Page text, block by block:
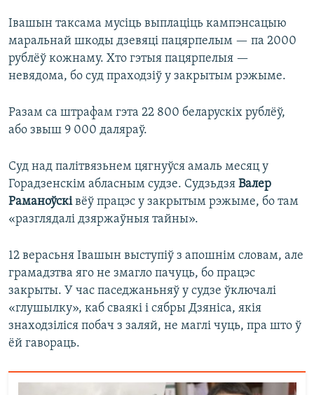
Івашын таксама мусіць выплаціць кампэнсацыю
маральнай шкоды дзевяці пацярпелым — па 2000
рублёў кожнаму. Хто гэтыя пацярпелыя —
невядома, бо суд праходзіў у закрытым рэжыме.
Разам са штрафам гэта 22 800 беларускіх рублёў,
або звыш 9 000 даляраў.
Суд над палітвязьнем цягнуўся амаль месяц у
Горадзенскім абласным судзе. Судзьдзя Валер
Раманоўсківёў працэс у закрытым рэжыме, бо там
«разглядалі дзяржаўныя тайны».
12 верасьня Івашын выступіў з апошнім словам, але
грамадзтва яго не змагло пачуць, бо працэс
закрыты. У час паседжаньняў у судзе ўключалі
«глушылку», каб сваякі і сябры Дзяніса, якія
знаходзіліся побач з заляй, не маглі чуць, пра што ў
ёй гавораць.